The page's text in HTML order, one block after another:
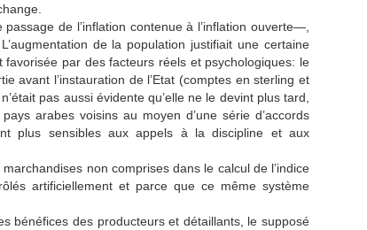
de l’inflation contenue à l’inflation ouverte—,
de la population justifiait une certaine
par des facteurs réels et psychologiques: le
avant l’instauration de l’Etat (comptes en sterling et
pas aussi évidente qu’elle ne le devint plus tard,
arabes voisins au moyen d’une série d’accords
plus sensibles aux appels à la discipline et aux
non comprises dans le calcul de l’indice
artificiellement et parce que ce même système
bénéfices des producteurs et détaillants, le supposé